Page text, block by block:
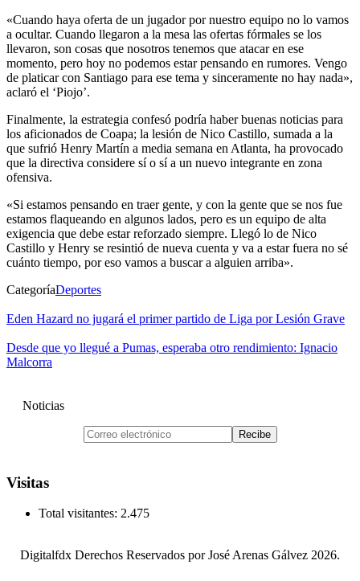
«Cuando haya oferta de un jugador por nuestro equipo no lo vamos
a ocultar. Cuando llegaron a la mesa las ofertas fórmales se los
llevaron, son cosas que nosotros tenemos que atacar en ese
momento, pero hoy no podemos estar pensando en rumores. Vengo
de platicar con Santiago para ese tema y sinceramente no hay nada»,
aclaró el ‘Piojo’.
Finalmente, la estrategia confesó podría haber buenas noticias para
los aficionados de Coapa; la lesión de Nico Castillo, sumada a la
que sufrió Henry Martín a media semana en Atlanta, ha provocado
que la directiva considere sí o sí a un nuevo integrante en zona
ofensiva.
«Si estamos pensando en traer gente, y con la gente que se nos fue
estamos flaqueando en algunos lados, pero es un equipo de alta
exigencia que debe estar reforzado siempre. Llegó lo de Nico
Castillo y Henry se resintió de nueva cuenta y va a estar fuera no sé
cuánto tiempo, por eso vamos a buscar a alguien arriba».
CategoríaDeportes
Eden Hazard no jugará el primer partido de Liga por Lesión Grave
Desde que yo llegué a Pumas, esperaba otro rendimiento: Ignacio
Malcorra
Noticias
Visitas
Total visitantes: 2.475
Digitalfdx Derechos Reservados por José Arenas Gálvez 2026.